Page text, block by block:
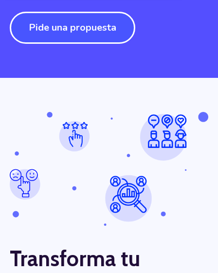
Pide una propuesta
Transforma tu